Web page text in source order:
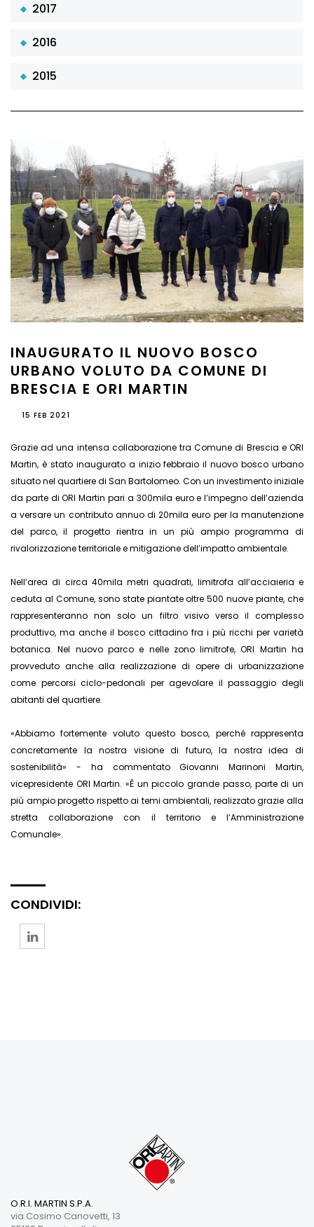
2017
2016
2015
INAUGURATO IL NUOVO BOSCO
URBANO VOLUTO DA COMUNE DI
BRESCIA E ORI MARTIN
15 FEB 2021
Grazie ad una intensa collaborazione tra Comune di Brescia e ORI
Martin, è stato inaugurato a inizio febbraio il nuovo bosco urbano
situato nel quartiere di San Bartolomeo. Con un investimento iniziale
da parte di ORI Martin pari a 300mila euro e l’impegno dell’azienda
a versare un contributo annuo di 20mila euro per la manutenzione
del parco, il progetto rientra in un più ampio programma di
rivalorizzazione territoriale e mitigazione dell’impatto ambientale.
Nell’area di circa 40mila metri quadrati, limitrofa all’acciaieria e
ceduta al Comune, sono state piantate oltre 500 nuove piante, che
rappresenteranno non solo un filtro visivo verso il complesso
produttivo, ma anche il bosco cittadino fra i più ricchi per varietà
botanica. Nel nuovo parco e nelle zono limitrofe, ORI Martin ha
provveduto anche alla realizzazione di opere di urbanizzazione
come percorsi ciclo-pedonali per agevolare il passaggio degli
abitanti del quartiere.
«Abbiamo fortemente voluto questo bosco, perché rappresenta
concretamente la nostra visione di futuro, la nostra idea di
sostenibilità» - ha commentato Giovanni Marinoni Martin,
vicepresidente ORI Martin. «È un piccolo grande passo, parte di un
più ampio progetto rispetto ai temi ambientali, realizzato grazie alla
stretta collaborazione con il territorio e l’Amministrazione
Comunale».
CONDIVIDI:
O.R.I. MARTIN S.P.A.
via Cosimo Canovetti, 13